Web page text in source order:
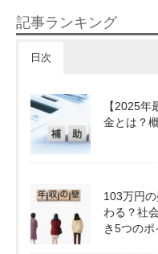
記事ランキング
日次
【2025
金とは？
103万円
わる？社
き5つの